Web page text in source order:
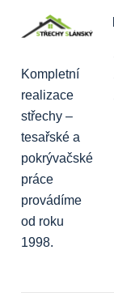
Kompletní
realizace
střechy –
tesařské a
pokrývačské
práce
provádíme
od roku
1998.